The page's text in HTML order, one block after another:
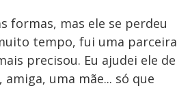
formas, mas ele se perdeu
tempo, fui uma parceira
precisou. Eu ajudei ele de
uma mãe... só que